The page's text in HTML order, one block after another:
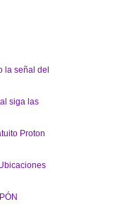
la señal del
siga las
Proton